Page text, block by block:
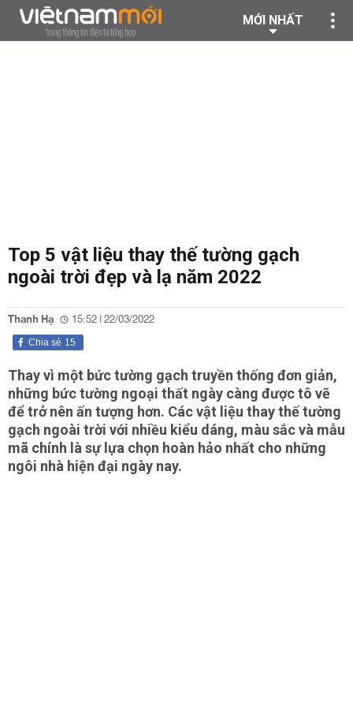
MỚI NHẤT
Top 5 vật liệu thay thế tường gạch
ngoài trời đẹp và lạ năm 2022
Thanh Hạ 15:52 | 22/03/2022
15
Chia sẻ
Thay vì một bức tường gạch truyền thống đơn giản,
những bức tường ngoại thất ngày càng được tô vẽ
để trở nên ấn tượng hơn. Các vật liệu thay thế tường
gạch ngoài trời với nhiều kiểu dáng, màu sắc và mẫu
mã chính là sự lựa chọn hoàn hảo nhất cho những
ngôi nhà hiện đại ngày nay.